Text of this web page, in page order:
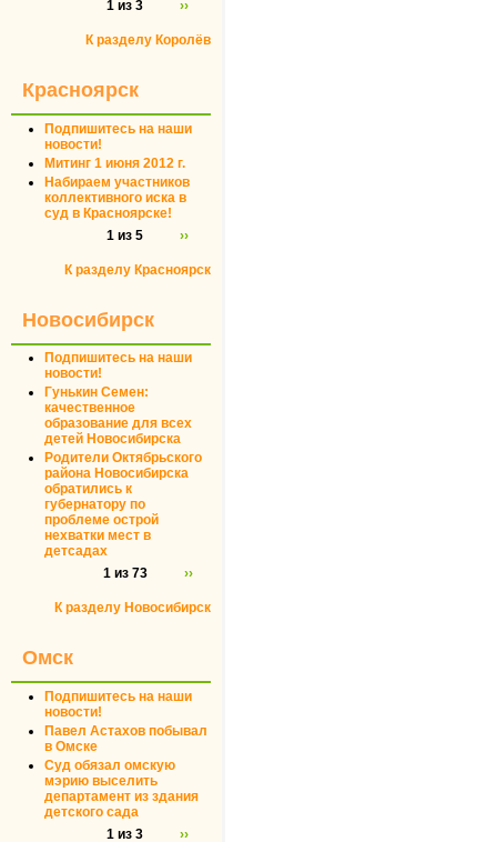
1 из 3 ››
К разделу Королёв
Красноярск
Подпишитесь на наши
новости!
Митинг 1 июня 2012 г.
Набираем участников
коллективного иска в
суд в Красноярске!
1 из 5
››
К разделу Красноярск
Новосибирск
Подпишитесь на наши
новости!
Гунькин Семен:
качественное
образование для всех
детей Новосибирска
Родители Октябрьского
района Новосибирска
обратились к
губернатору по
проблеме острой
нехватки мест в
детсадах
1 из 73
››
К разделу Новосибирск
Омск
Подпишитесь на наши
новости!
Павел Астахов побывал
в Омске
Суд обязал омскую
мэрию выселить
департамент из здания
детского сада
1 из 3
››